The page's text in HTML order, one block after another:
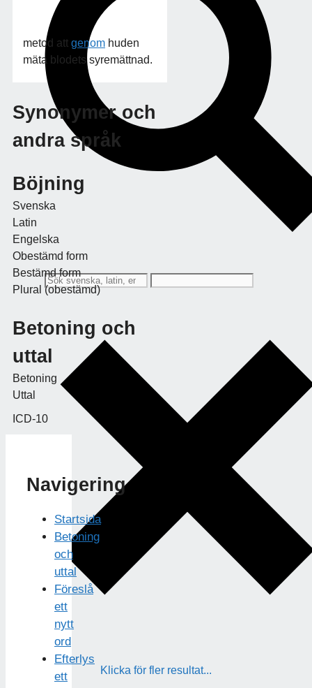
Klicka för fler resultat...
metod att genom huden
mäta blodets syremättnad.
Synonymer och
andra språk
Böjning
Svenska
Latin
Engelska
Obestämd form
Bestämd form
Plural (obestämd)
Betoning och
uttal
Betoning
Uttal
ICD-10
Navigering
Startsida
Betoning
och
uttal
Föreslå
ett
nytt
ord
Efterlys
ett